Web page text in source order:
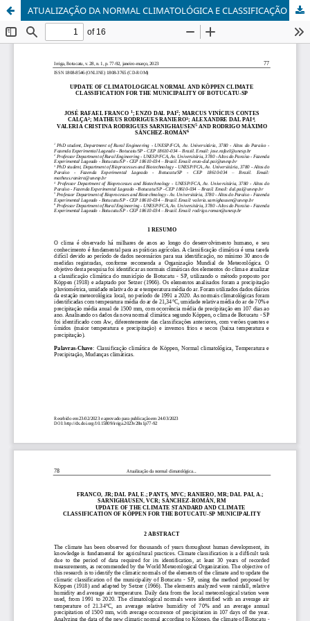
ATUALIZAÇÃO DA NORMAL CLIMATOLÓGICA E CLASSIFICAÇÃO CLIMÁTICA DE KÖPPEN PARA O MUNICÍPIO DE BOTUCATU-SP